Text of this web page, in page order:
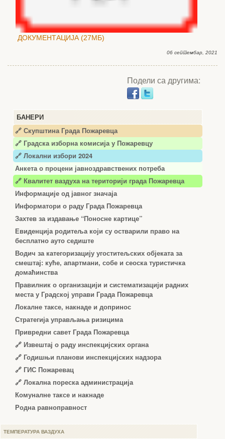
БАНЕРИ
🔗 Скупштина Града Пожаревца
🔗 Градска изборна комисија у Пожаревцу
🔗 Локални избори 2024
Анкета о процени јавноздравствених потреба
🔗 Квалитет ваздуха на територији града Пожаревца
Информације од јавног значаја
Информатори о раду Града Пожаревца
Захтев за издавање “Поносне картице”
Евиденција родитеља који су остварили право на
бесплатно ауто седиште
Водич за категоризацију угоститељских објеката за
смештај: куће, апартмани, собе и сеоска туристичка
домаћинства
Правилник о организацији и систематизацији радних
места у Градској управи Града Пожаревца
Локалне таксе, накнаде и допринос
Стратегија управљања ризицима
Привредни савет Града Пожаревца
🔗 Извештај о раду инспекцијских органа
🔗 Годишњи планови инспекцијских надзора
🔗 ГИС Пожаревац
🔗 Локална пореска администрација
Комуналне таксе и накнаде
Родна равноправност
ДОКУМЕНТАЦИЈА (27МБ)
06 септембар, 2021
Подели са другима:
ТЕМПЕРАТУРА ВАЗДУХА